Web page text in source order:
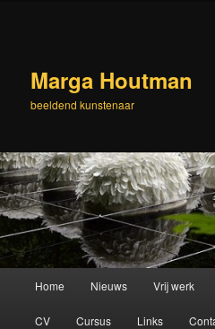
inhoudMarga Houtman
beeldend kunstenaar
Home Nieuws Vrij werk
CV Cursus Links